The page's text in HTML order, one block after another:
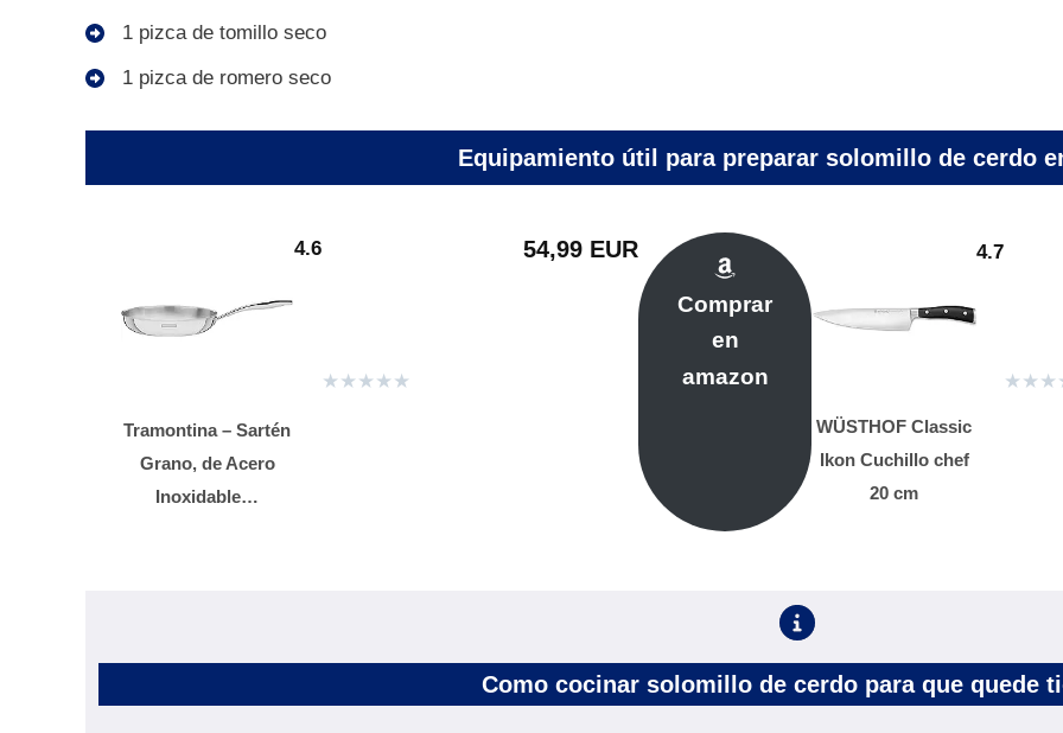
1 pizca de tomillo seco
1 pizca de romero seco
Equipamiento útil para preparar solomillo de cerdo
Tramontina – Sartén
Grano, de Acero
Inoxidable…
4.6
★ ★ ★ ★ ★
54,99 EUR
Comprar
en
amazon
WÜSTHOF Classic
Ikon Cuchillo chef
20 cm
4.7
★ ★ ★
Como cocinar solomillo de cerdo para que quede